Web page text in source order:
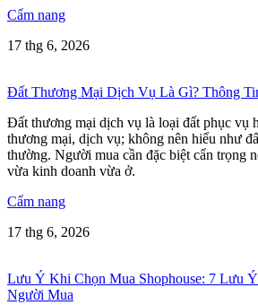
Cẩm nang
17 thg 6, 2026
Đất Thương Mại Dịch Vụ Là Gì? Thông
Đất thương mại dịch vụ là loại đất phục vụ
thương mại, dịch vụ; không nên hiểu như
thường. Người mua cần đặc biệt cẩn trọng
vừa kinh doanh vừa ở.
Cẩm nang
17 thg 6, 2026
Lưu Ý Khi Chọn Mua Shophouse: 7 Lưu
Người Mua